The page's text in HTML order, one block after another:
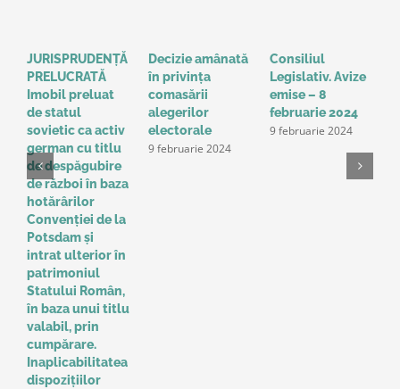
JURISPRUDENȚĂ
PRELUCRATĂ
Imobil preluat
de statul
sovietic ca activ
german cu titlu
de despăgubire
de război în baza
hotărârilor
Convenţiei de la
Potsdam și
intrat ulterior în
patrimoniul
Statului Român,
în baza unui titlu
valabil, prin
cumpărare.
Inaplicabilitatea
dispozițiilor
Decizie amânată
în privinţa
comasării
alegerilor
electorale
9 februarie 2024
Consiliul
Legislativ. Avize
emise – 8
februarie 2024
9 februarie 2024